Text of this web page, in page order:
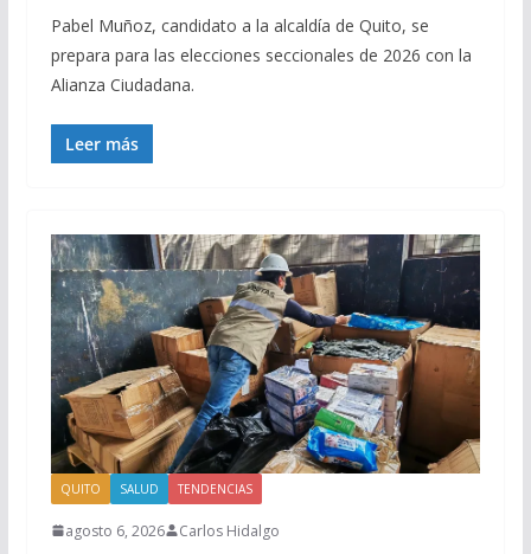
Pabel Muñoz, candidato a la alcaldía de Quito, se
prepara para las elecciones seccionales de 2026 con la
Alianza Ciudadana.
Leer más
QUITO SALUD TENDENCIAS
agosto 6, 2026 Carlos Hidalgo